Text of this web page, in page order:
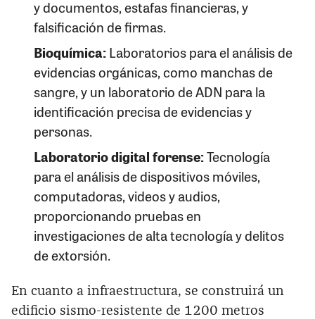
y documentos, estafas financieras, y
falsificación de firmas.
Bioquímica:Laboratorios para el análisis de
evidencias orgánicas, como manchas de
sangre, y un laboratorio de ADN para la
identificación precisa de evidencias y
personas.
Laboratorio digital forense:Tecnología
para el análisis de dispositivos móviles,
computadoras, videos y audios,
proporcionando pruebas en
investigaciones de alta tecnología y delitos
de extorsión.
En cuanto a infraestructura, se construirá un
edificio sismo-resistente de 1200 metros